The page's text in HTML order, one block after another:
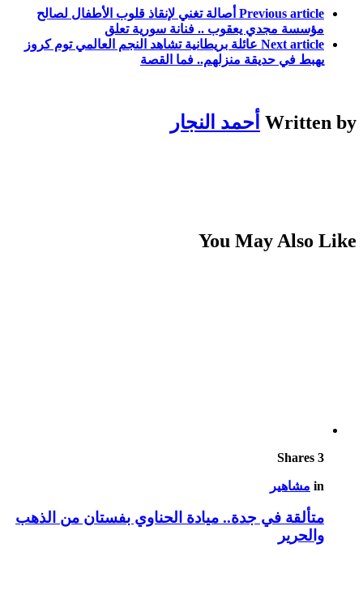
Previous article أصالة تغني لإنقاذ قلوب الأطفال لصالح
مؤسسة مجدي يعقوب .. فنانة سورية تعلق
Next article عائلة بريطانية تشاهد النجم العالمي توم كروز
يهبط في حديقة منزلهم.. فما القصة
Written by أحمد النجار
You May Also Like
3
in مشاهير
متألقة في جدة.. ميادة الحناوي بفستان من الذهب
والحرير